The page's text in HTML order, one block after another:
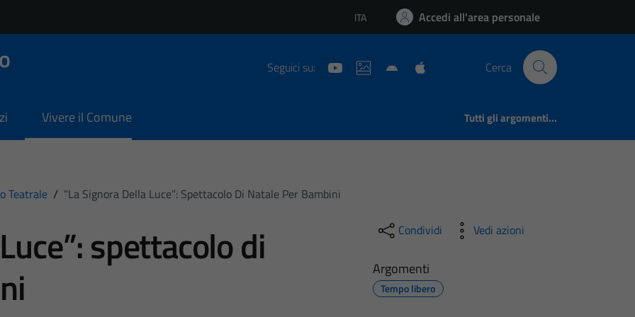
Lingua attiva:
ITA Accedi all'area personale
Seguici su: Cerca
Vivere il Comune Tutti gli argomenti...
Teatrale / “La Signora Della Luce”: Spettacolo Di Natale Per Bambini
spettacolo di
Condividi Vedi azioni
Argomenti
Tempo libero